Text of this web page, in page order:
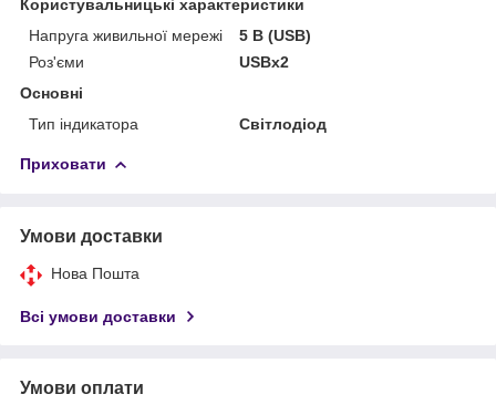
Користувальницькі характеристики
Напруга живильної мережі
5 В (USB)
Роз'єми
USBx2
Основні
Тип індикатора
Світлодіод
Приховати
Умови доставки
Нова Пошта
Всі умови доставки
Умови оплати